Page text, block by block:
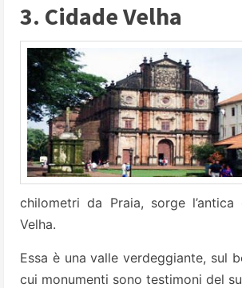
3. Cidade Velha
chilometri da Praia, sorge
Velha.
Essa è una valle verdeggiante, sul
cui monumenti sono testimoni del